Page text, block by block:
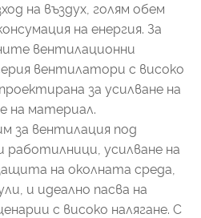
на въздух, голям обем
на енергия. За
вентилационни
вентилатори с високо
за усилване на
на материал.
за вентилация под
работилници, усилване на
на околната среда,
и идеално пасва на
с високо налягане. С